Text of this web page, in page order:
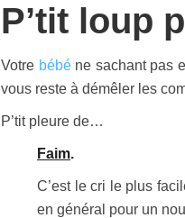
P’tit loup
Votre bébéne sachant pas
vous reste à démêler les
P’tit pleure de…
Faim.
C’est le cri le plus
en général pour un